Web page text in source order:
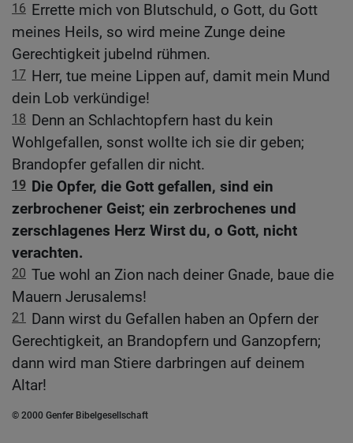
16 Errette mich von Blutschuld, o Gott, du Gott
meines Heils, so wird meine Zunge deine
Gerechtigkeit jubelnd rühmen.
17 Herr, tue meine Lippen auf, damit mein Mund
dein Lob verkündige!
18 Denn an Schlachtopfern hast du kein
Wohlgefallen, sonst wollte ich sie dir geben;
Brandopfer gefallen dir nicht.
19 Die Opfer, die Gott gefallen, sind ein
zerbrochener Geist; ein zerbrochenes und
zerschlagenes Herz Wirst du, o Gott, nicht
verachten.
20 Tue wohl an Zion nach deiner Gnade, baue die
Mauern Jerusalems!
21 Dann wirst du Gefallen haben an Opfern der
Gerechtigkeit, an Brandopfern und Ganzopfern;
dann wird man Stiere darbringen auf deinem
Altar!
© 2000 Genfer Bibelgesellschaft